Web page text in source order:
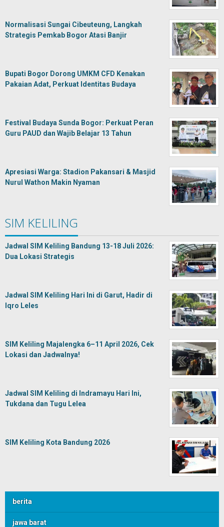
Normalisasi Sungai Cibeuteung, Langkah
Strategis Pemkab Bogor Atasi Banjir
Bupati Bogor Dorong UMKM CFD Kenakan
Pakaian Adat, Perkuat Identitas Budaya
Festival Budaya Sunda Bogor: Perkuat Peran
Guru PAUD dan Wajib Belajar 13 Tahun
Apresiasi Warga: Stadion Pakansari & Masjid
Nurul Wathon Makin Nyaman
SIM KELILING
Jadwal SIM Keliling Bandung 13-18 Juli 2026:
Dua Lokasi Strategis
Jadwal SIM Keliling Hari Ini di Garut, Hadir di
Iqro Leles
SIM Keliling Majalengka 6–11 April 2026, Cek
Lokasi dan Jadwalnya!
Jadwal SIM Keliling di Indramayu Hari Ini,
Tukdana dan Tugu Lelea
SIM Keliling Kota Bandung 2026
berita
jawa barat